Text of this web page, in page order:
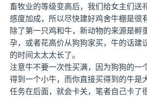
畜牧业的等级变高后，我们给女主们送
感度加成，所以尽快建好鸡舍牛棚是很
除了第一只鸡和牛，新动物的来源是孵
孕，或者花高价从狗狗家买，牛的话建
的时间太太太长了。
注意牛不要一次性买满，因为狗狗的一
得到一个小牛，而你直接买得到的牛是
任务在后面，就会卡关，笔者自己卡了